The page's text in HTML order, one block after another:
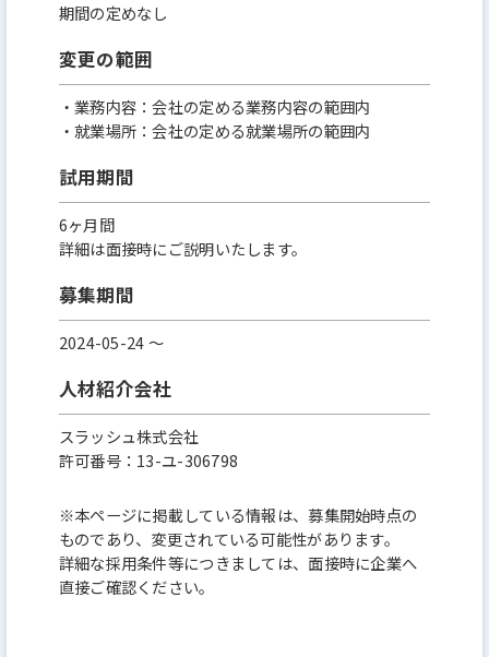
期間の定めなし
変更の範囲
・業務内容：会社の定める業務内容の範囲内
・就業場所：会社の定める就業場所の範囲内
試用期間
6ヶ月間
詳細は面接時にご説明いたします。
募集期間
2024-05-24 〜
人材紹介会社
スラッシュ株式会社
許可番号：13-ユ-306798
※本ページに掲載している情報は、募集開始時点の
ものであり、変更されている可能性があります。
詳細な採用条件等につきましては、面接時に企業へ
直接ご確認ください。